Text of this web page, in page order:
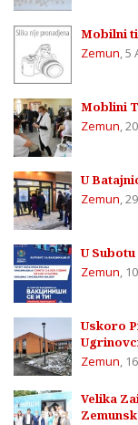
Mobilni
Zemun,5
Moblini
Zemun,
U
Zemun,
U
Zemun,
Uskoro
Zemun,
Velika